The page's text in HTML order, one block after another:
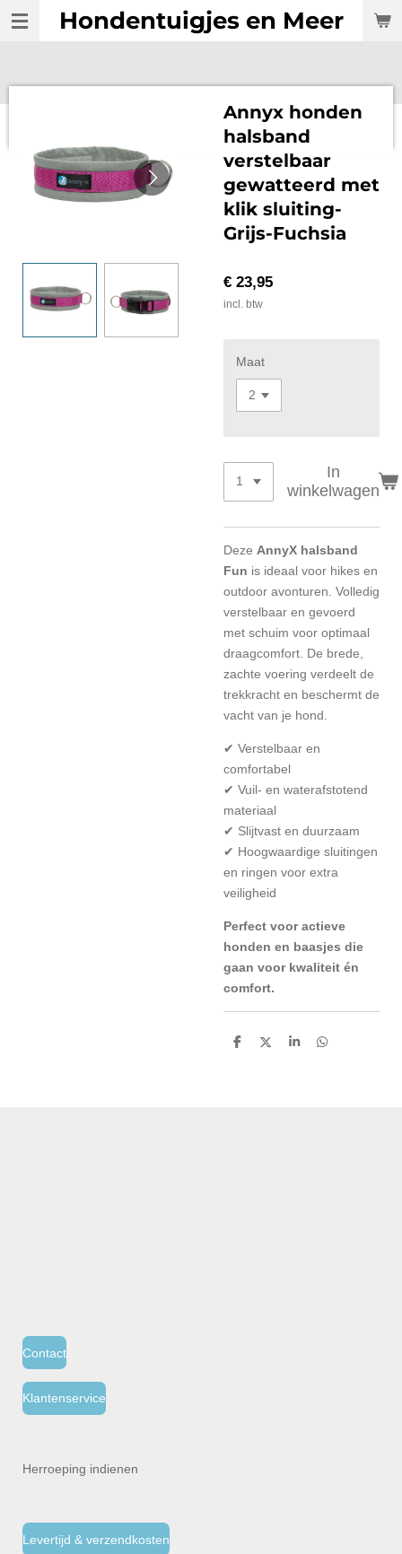
Ga
direct
Hondentuigjes en Meer
Annyx honden
halsband
verstelbaar
gewatteerd met
klik sluiting-
Grijs-Fuchsia
€ 23,95
incl. btw
Maat
In
winkelwagen
Deze AnnyX halsband
Fun is ideaal voor hikes en
outdoor avonturen. Volledig
verstelbaar en gevoerd
met schuim voor optimaal
draagcomfort. De brede,
zachte voering verdeelt de
trekkracht en beschermt de
vacht van je hond.
✔ Verstelbaar en
comfortabel
✔ Vuil- en waterafstotend
materiaal
✔ Slijtvast en duurzaam
✔ Hoogwaardige sluitingen
en ringen voor extra
veiligheid
Perfect voor actieve
honden en baasjes die
gaan voor kwaliteit én
comfort.
D
D
S
D
Contact
Klantenservice
Herroeping indienen
Levertijd & verzendkosten